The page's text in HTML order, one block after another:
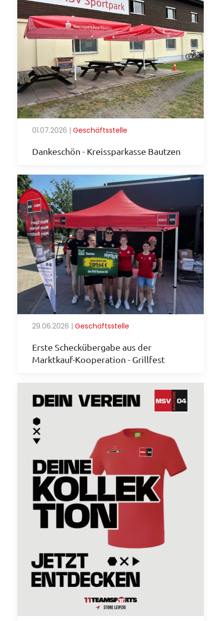
01.07.2026 | Geschäftsstelle
Dankeschön - Kreissparkasse Bautzen
29.06.2026 | Geschäftsstelle
Erste Scheckübergabe aus der
Marktkauf-Kooperation - Grillfest